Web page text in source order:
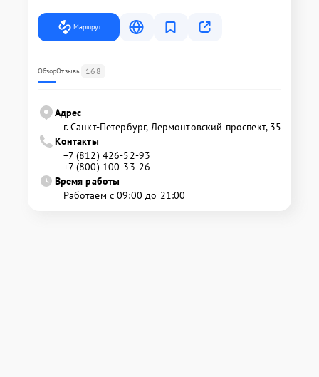
Маршрут
ОбзорОтзывы 168
Адрес
г. Санкт-Петербург, Лермонтовский проспект, 35
Контакты
+7 (812) 426-52-93
+7 (800) 100-33-26
Время работы
Работаем с 09:00 до 21:00